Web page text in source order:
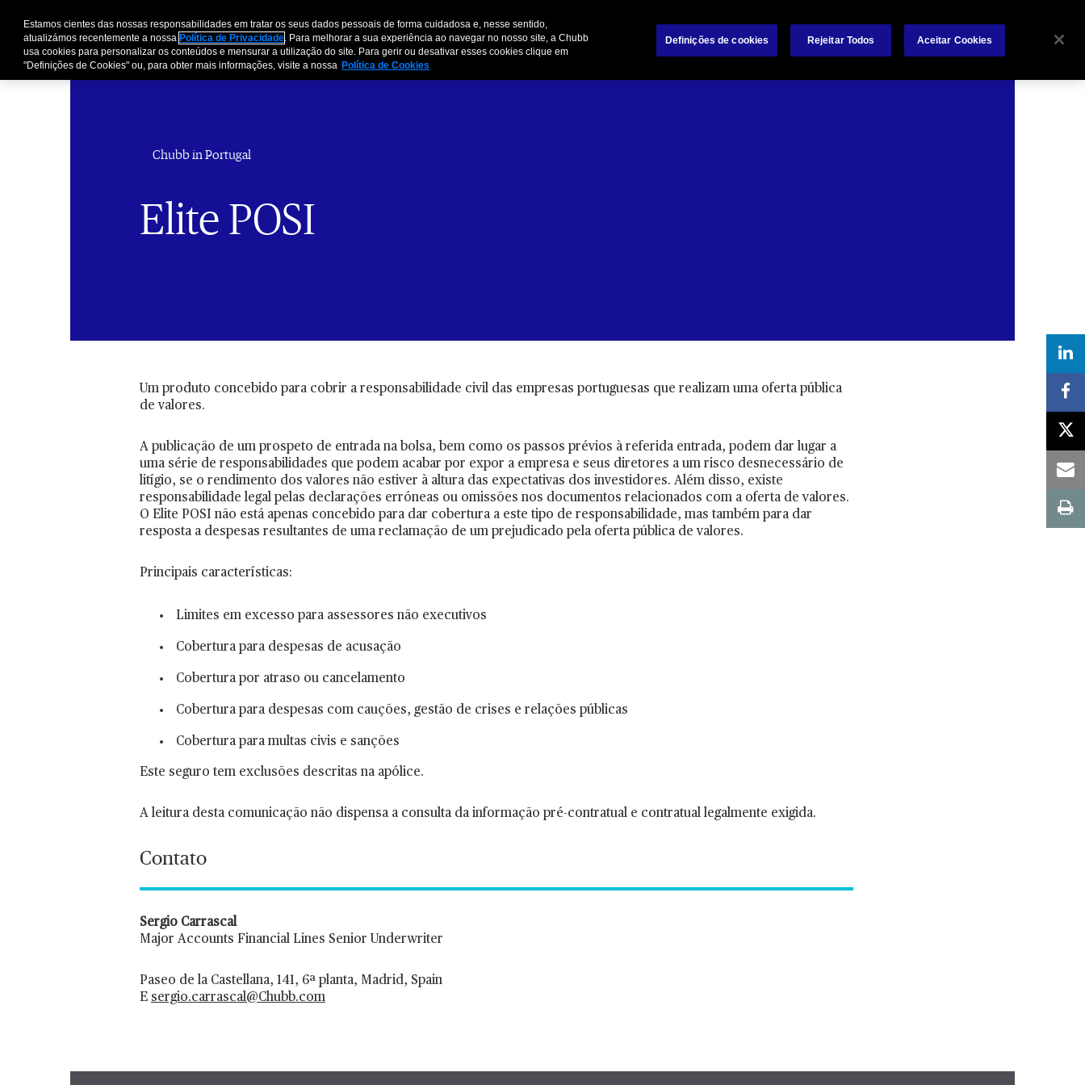
Chubb in Portugal
Elite POSI
Um produto concebido para cobrir a responsabilidade civil das empresas portuguesas que realizam uma oferta pública
de valores.
A publicação de um prospeto de entrada na bolsa, bem como os passos prévios à referida entrada, podem dar lugar a
uma série de responsabilidades que podem acabar por expor a empresa e seus diretores a um risco desnecessário de
litígio, se o rendimento dos valores não estiver à altura das expectativas dos investidores. Além disso, existe
responsabilidade legal pelas declarações erróneas ou omissões nos documentos relacionados com a oferta de valores.
O Elite POSI não está apenas concebido para dar cobertura a este tipo de responsabilidade, mas também para dar
resposta a despesas resultantes de uma reclamação de um prejudicado pela oferta pública de valores.
Principais características:
Limites em excesso para assessores não executivos
Cobertura para despesas de acusação
Cobertura por atraso ou cancelamento
Cobertura para despesas com cauções, gestão de crises e relações públicas
Cobertura para multas civis e sanções
Este seguro tem exclusões descritas na apólice.
A leitura desta comunicação não dispensa a consulta da informação pré-contratual e contratual legalmente exigida.
Contato
Sergio Carrascal
Major Accounts Financial Lines Senior Underwriter
Paseo de la Castellana, 141, 6ª planta, Madrid, Spain
E sergio.carrascal@Chubb.com
Estamos cientes das nossas responsabilidades em tratar os seus dados pessoais de forma cuidadosa e, nesse sentido,
atualizámos recentemente a nossa Política de Privacidade. Para melhorar a sua experiência ao navegar no nosso site, a Chubb
usa cookies para personalizar os conteúdos e mensurar a utilização do site. Para gerir ou desativar esses cookies clique em
"Definições de Cookies" ou, para obter mais informações, visite a nossa Política de Cookies
Definições de cookies Rejeitar Todos Aceitar Cookies